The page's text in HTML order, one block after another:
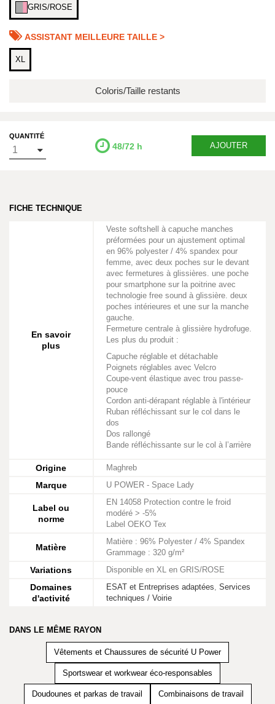
GRIS/ROSE
ASSISTANT MEILLEURE TAILLE >
XL
Coloris/Taille restants
QUANTITÉ
48/72 h AJOUTER
FICHE TECHNIQUE
En savoir
plus
Veste softshell à capuche manches
préformées pour un ajustement optimal
en 96% polyester / 4% spandex pour
femme, avec deux poches sur le devant
avec fermetures à glissières. une poche
pour smartphone sur la poitrine avec
technologie free sound à glissière. deux
poches intérieures et une sur la manche
gauche.
Fermeture centrale à glissière hydrofuge.
Les plus du produit :
Capuche réglable et détachable
Poignets réglables avec Velcro
Coupe-vent élastique avec trou passe-
pouce
Cordon anti-dérapant réglable à l'intérieur
Ruban réfléchissant sur le col dans le
dos
Dos rallongé
Bande réfléchissante sur le col à l’arrière
Origine Maghreb
Marque U POWER - Space Lady
Label ou
norme
EN 14058 Protection contre le froid
modéré > -5%
Label OEKO Tex
Matière
Matière : 96% Polyester / 4% Spandex
Grammage : 320 g/m²
Variations Disponible en XL en GRIS/ROSE
Domaines
d'activité
ESAT et Entreprises adaptées, Services
techniques / Voirie
DANS LE MÊME RAYON
Vêtements et Chaussures de sécurité U Power
Sportswear et workwear éco-responsables
Doudounes et parkas de travail Combinaisons de travail